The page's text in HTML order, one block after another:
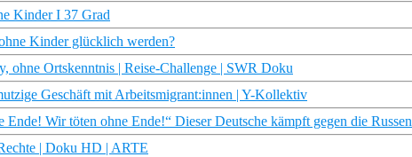
Kinder I 37 Grad
Kinder glücklich werden?
ohne Ortskenntnis | Reise-Challenge | SWR Doku
Geschäft mit Arbeitsmigrant:innen | Y-Kollektiv
Wir töten ohne Ende!“ Dieser Deutsche kämpft gegen die Russen
| Doku HD | ARTE